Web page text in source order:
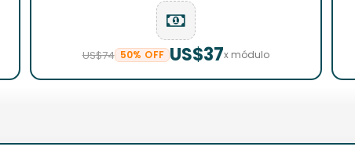
US$74 50% OFF US$37x módulo